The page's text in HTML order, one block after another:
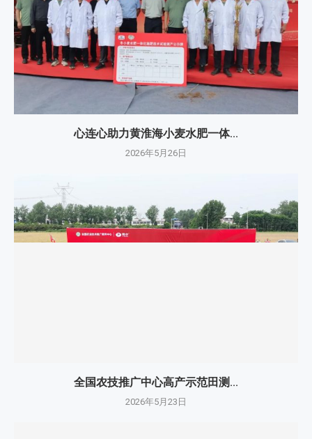
心连心助力黄淮海小麦水肥一体...
2026年5月26日
全国农技推广中心高产示范田测...
2026年5月23日